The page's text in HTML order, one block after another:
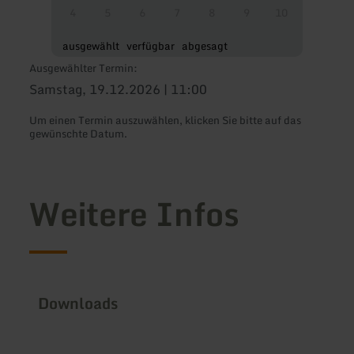
ausgewählt verfügbar abgesagt
Ausgewählter Termin:
Samstag, 19.12.2026 | 11:00
Um einen Termin auszuwählen, klicken Sie bitte auf das
gewünschte Datum.
Weitere Infos
Downloads